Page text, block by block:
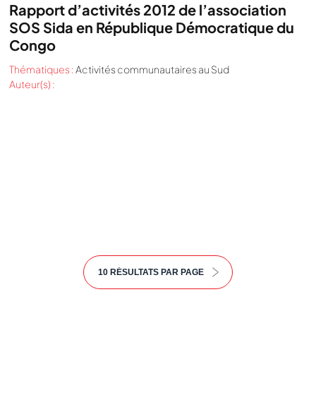
Rapport d’activités 2012 de l’association
SOS Sida en République Démocratique du
Congo
Thématiques :Activités communautaires au Sud
Auteur(s) :